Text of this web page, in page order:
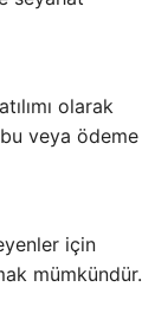
olarak
veya ödeme
için
mümkündür.